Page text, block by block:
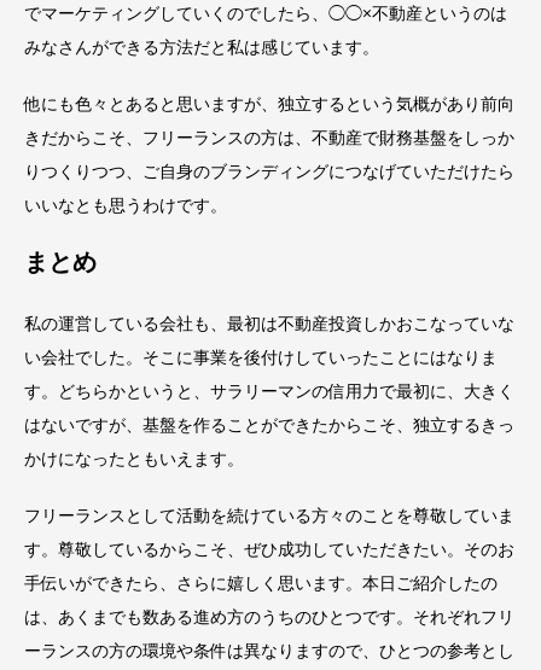
でマーケティングしていくのでしたら、◯◯×不動産というのは
みなさんができる方法だと私は感じています。
他にも色々とあると思いますが、独立するという気概があり前向
きだからこそ、フリーランスの方は、不動産で財務基盤をしっか
りつくりつつ、ご自身のブランディングにつなげていただけたら
いいなとも思うわけです。
まとめ
私の運営している会社も、最初は不動産投資しかおこなっていな
い会社でした。そこに事業を後付けしていったことにはなりま
す。どちらかというと、サラリーマンの信用力で最初に、大きく
はないですが、基盤を作ることができたからこそ、独立するきっ
かけになったともいえます。
フリーランスとして活動を続けている方々のことを尊敬していま
す。尊敬しているからこそ、ぜひ成功していただきたい。そのお
手伝いができたら、さらに嬉しく思います。本日ご紹介したの
は、あくまでも数ある進め方のうちのひとつです。それぞれフリ
ーランスの方の環境や条件は異なりますので、ひとつの参考とし